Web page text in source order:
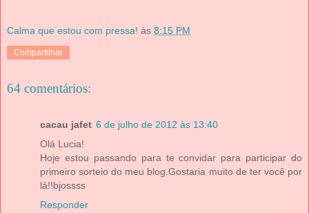
Calma que estou com pressa! às 8:15 PM
Compartilhar
64 comentários:
cacau jafet 6 de julho de 2012 às 13:40
Olá Lucia!
Hoje estou passando para te convidar para participar do
primeiro sorteio do meu blog.Gostaria muito de ter você por
lá!!bjossss
Responder